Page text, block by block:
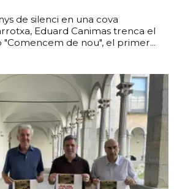
de silenci en una cova
Eduard Canimas trenca el
de nou", el primer...